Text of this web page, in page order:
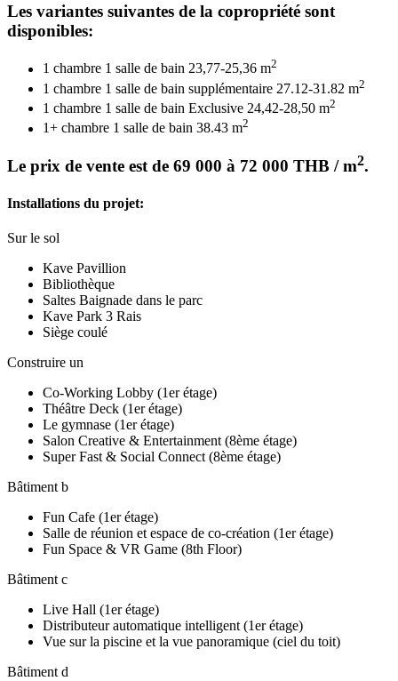
Les variantes suivantes de la copropriété sont
disponibles:
1 chambre 1 salle de bain 23,77-25,36 m2
1 chambre 1 salle de bain supplémentaire 27.12-31.82 m2
1 chambre 1 salle de bain Exclusive 24,42-28,50 m2
1+ chambre 1 salle de bain 38.43 m2
Le prix de vente est de 69 000 à 72 000 THB / m2.
Installations du projet:
Sur le sol
Kave Pavillion
Bibliothèque
Saltes Baignade dans le parc
Kave Park 3 Rais
Siège coulé
Construire un
Co-Working Lobby (1er étage)
Théâtre Deck (1er étage)
Le gymnase (1er étage)
Salon Creative & Entertainment (8ème étage)
Super Fast & Social Connect (8ème étage)
Bâtiment b
Fun Cafe (1er étage)
Salle de réunion et espace de co-création (1er étage)
Fun Space & VR Game (8th Floor)
Bâtiment c
Live Hall (1er étage)
Distributeur automatique intelligent (1er étage)
Vue sur la piscine et la vue panoramique (ciel du toit)
Bâtiment d